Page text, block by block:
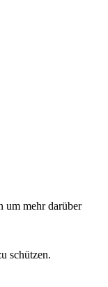
um mehr darüber
schützen.